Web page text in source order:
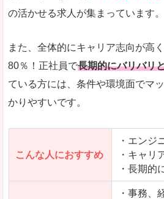
人気度
また、上戸彩さんの
使いやすさ
全体的にオレンジ色
「はたらこindex」で
求人を含んだページ
の活かせる求人が集まっています。
また、全体的にキャリア志向が高
80％！正社員で長期的にバリバリ
ている方には、条件や環境面でマ
かりやすいです。
こんな人におすすめ
・エンジ
・キャリ
・長期的
・事務、